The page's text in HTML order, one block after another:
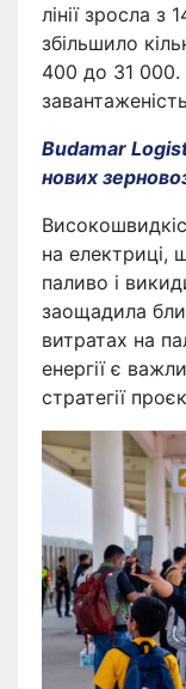
лінії зросла
збільшило
400 до 31
Budamar
нових
на електриці,
паливо і
заощадила
витратах на
енергії є
стратегії